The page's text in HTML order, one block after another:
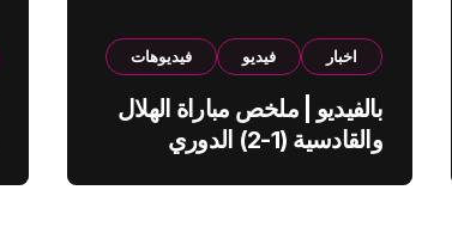
اخبار فيديو فيديوهات
بالفيديو | ملخص مباراة الهلال
والقادسية (1-2) الدوري